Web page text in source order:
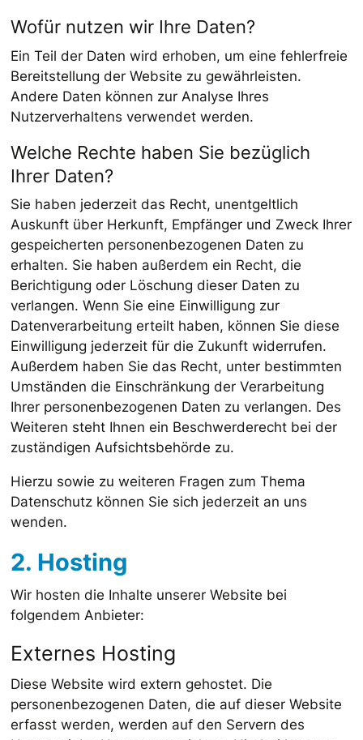
Wofür nutzen wir Ihre Daten?
Ein Teil der Daten wird erhoben, um eine fehlerfreie
Bereitstellung der Website zu gewährleisten.
Andere Daten können zur Analyse Ihres
Nutzerverhaltens verwendet werden.
Welche Rechte haben Sie bezüglich
Ihrer Daten?
Sie haben jederzeit das Recht, unentgeltlich
Auskunft über Herkunft, Empfänger und Zweck Ihrer
gespeicherten personenbezogenen Daten zu
erhalten. Sie haben außerdem ein Recht, die
Berichtigung oder Löschung dieser Daten zu
verlangen. Wenn Sie eine Einwilligung zur
Datenverarbeitung erteilt haben, können Sie diese
Einwilligung jederzeit für die Zukunft widerrufen.
Außerdem haben Sie das Recht, unter bestimmten
Umständen die Einschränkung der Verarbeitung
Ihrer personenbezogenen Daten zu verlangen. Des
Weiteren steht Ihnen ein Beschwerderecht bei der
zuständigen Aufsichtsbehörde zu.
Hierzu sowie zu weiteren Fragen zum Thema
Datenschutz können Sie sich jederzeit an uns
wenden.
2. Hosting
Wir hosten die Inhalte unserer Website bei
folgendem Anbieter:
Externes Hosting
Diese Website wird extern gehostet. Die
personenbezogenen Daten, die auf dieser Website
erfasst werden, werden auf den Servern des